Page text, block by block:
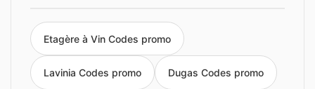
Etagère à Vin Codes promo
Lavinia Codes promo Dugas Codes promo